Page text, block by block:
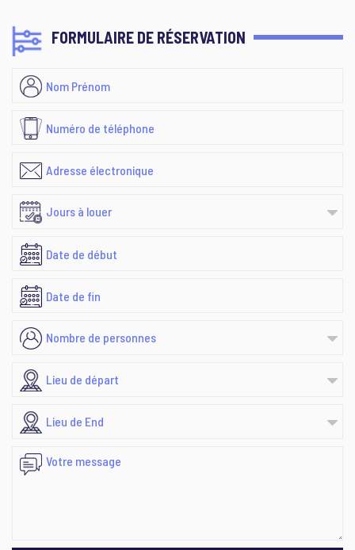
FORMULAIRE DE RÉSERVATION